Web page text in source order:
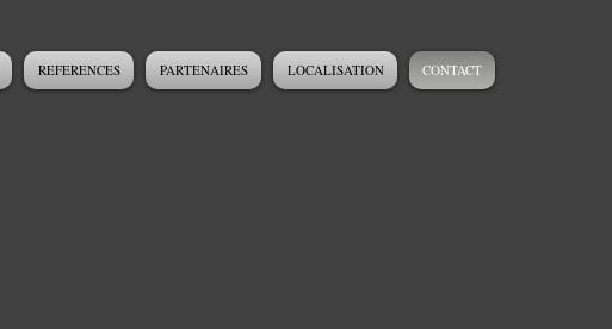
REFERENCES PARTENAIRES LOCALISATION CONTACT